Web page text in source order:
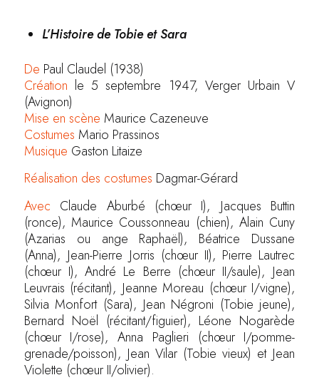
L’Histoire de Tobie et Sara
De Paul Claudel (1938)
Création le 5 septembre 1947, Verger Urbain V
(Avignon)
Mise en scène Maurice Cazeneuve
Costumes Mario Prassinos
Musique Gaston Litaize
Réalisation des costumes Dagmar-Gérard
Avec Claude Aburbé (chœur I), Jacques Buttin
(ronce), Maurice Coussonneau (chien), Alain Cuny
(Azarias ou ange Raphaël), Béatrice Dussane
(Anna), Jean-Pierre Jorris (chœur II), Pierre Lautrec
(chœur I), André Le Berre (chœur II/saule), Jean
Leuvrais (récitant), Jeanne Moreau (chœur I/vigne),
Silvia Monfort (Sara), Jean Négroni (Tobie jeune),
Bernard Noël (récitant/figuier), Léone Nogarède
(chœur I/rose), Anna Paglieri (chœur I/pomme-
grenade/poisson), Jean Vilar (Tobie vieux) et Jean
Violette (chœur II/olivier).